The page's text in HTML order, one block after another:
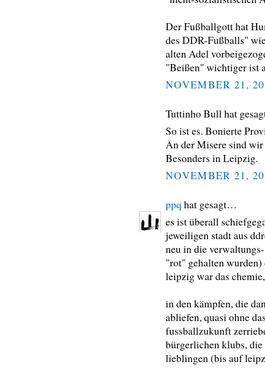
Der Fußballgott hat
des DDR-Fußballs"
alten Adel
"Beißen" wichtiger ist
NOVEMBER 21,
Tuttinho Bull hat
So ist es. Bonierte
An der Misere sind
Besonders in Leipzig.
NOVEMBER 21,
ppq hat gesagt…
es ist überall
jeweiligen stadt aus
neu in die
"rot" gehalten wurden)
leipzig war das
in den kämpfen, die
abliefen, quasi ohne
fussballzukunft
bürgerlichen klubs,
lieblingen (bis auf